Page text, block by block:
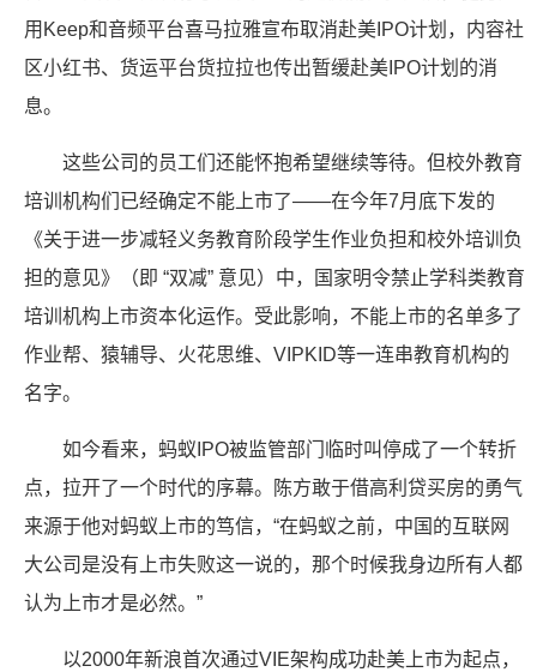
用Keep和音频平台喜马拉雅宣布取消赴美IPO计划，内容社
区小红书、货运平台货拉拉也传出暂缓赴美IPO计划的消
息。
这些公司的员工们还能怀抱希望继续等待。但校外教育
培训机构们已经确定不能上市了——在今年7月底下发的
《关于进一步减轻义务教育阶段学生作业负担和校外培训负
担的意见》（即 “双减” 意见）中，国家明令禁止学科类教育
培训机构上市资本化运作。受此影响，不能上市的名单多了
作业帮、猿辅导、火花思维、VIPKID等一连串教育机构的
名字。
如今看来，蚂蚁IPO被监管部门临时叫停成了一个转折
点，拉开了一个时代的序幕。陈方敢于借高利贷买房的勇气
来源于他对蚂蚁上市的笃信，“在蚂蚁之前，中国的互联网
大公司是没有上市失败这一说的，那个时候我身边所有人都
认为上市才是必然。”
以2000年新浪首次通过VIE架构成功赴美上市为起点，